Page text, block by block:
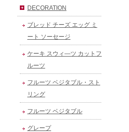
DECORATION
ブレッド チーズ エッグ ミ
ート ソーセージ
ケーキ スウィ―ツ カットフ
ルーツ
フルーツ ベジタブル・スト
リング
フルーツ ベジタブル
グレープ